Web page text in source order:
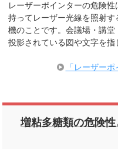
レーザーポインターの危険
持ってレーザー光線を照射
機のことです。会議場・講
投影されている図や文字を指
「レーザー
増粘多糖類の危険